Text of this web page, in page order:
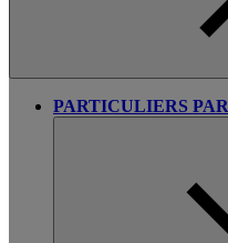
PARTICULIERS